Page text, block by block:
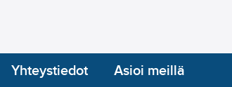
Yhteystiedot Asioi meillä